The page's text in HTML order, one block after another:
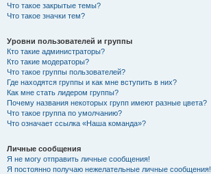
Что такое закрытые темы?
Что такое значки тем?
Уровни пользователей и группы
Кто такие администраторы?
Кто такие модераторы?
Что такое группы пользователей?
Где находятся группы и как мне вступить в них?
Как мне стать лидером группы?
Почему названия некоторых групп имеют разные цвета?
Что такое группа по умолчанию?
Что означает ссылка «Наша команда»?
Личные сообщения
Я не могу отправить личные сообщения!
Я постоянно получаю нежелательные личные сообщения!